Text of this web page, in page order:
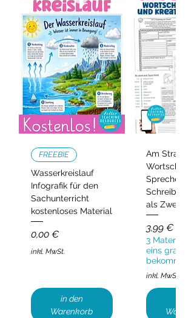
FREEBIE
Wasserkreislauf
Infografik für den
Sachunterricht
kostenloses Material
Preis
0,00 €
inkl. MwSt.
in den
Warenkorb
Am Strand –
Wortschatz,
Sprechen
Schreiben |
als
Preis
3,99 €
3
eins gratis
bekommen!
inkl. MwSt.